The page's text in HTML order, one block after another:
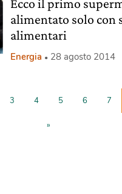
Ecco il primo
alimentato solo con
alimentari
Energia 28 agosto 2014
3 4 5 6 7
»